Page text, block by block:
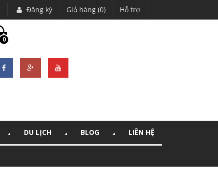
Đăng ký Giỏ hàng (0) Hỗ trợ
0
DU LỊCH BLOG LIÊN HỆ